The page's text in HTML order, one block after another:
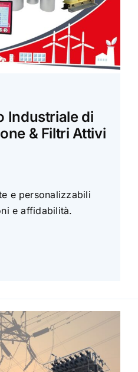
Industriale di
& Filtri Attivi
e personalizzabili
e affidabilità.